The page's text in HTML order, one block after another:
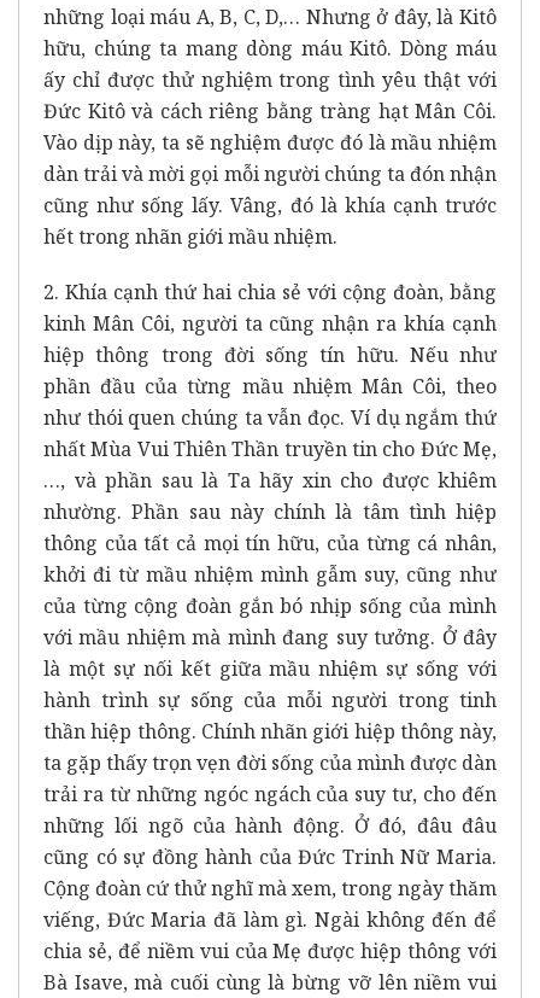
những loại máu A, B, C, D,… Nhưng ở đây, là Kitô
hữu, chúng ta mang dòng máu Kitô. Dòng máu
ấy chỉ được thử nghiệm trong tình yêu thật với
Đức Kitô và cách riêng bằng tràng hạt Mân Côi.
Vào dịp này, ta sẽ nghiệm được đó là mầu nhiệm
dàn trải và mời gọi mỗi người chúng ta đón nhận
cũng như sống lấy. Vâng, đó là khía cạnh trước
hết trong nhãn giới mầu nhiệm.
2. Khía cạnh thứ hai chia sẻ với cộng đoàn, bằng
kinh Mân Côi, người ta cũng nhận ra khía cạnh
hiệp thông trong đời sống tín hữu. Nếu như
phần đầu của từng mầu nhiệm Mân Côi, theo
như thói quen chúng ta vẫn đọc. Ví dụ ngắm thứ
nhất Mùa Vui Thiên Thần truyền tin cho Đức Mẹ,
…, và phần sau là Ta hãy xin cho được khiêm
nhường. Phần sau này chính là tâm tình hiệp
thông của tất cả mọi tín hữu, của từng cá nhân,
khởi đi từ mầu nhiệm mình gẫm suy, cũng như
của từng cộng đoàn gắn bó nhịp sống của mình
với mầu nhiệm mà mình đang suy tưởng. Ở đây
là một sự nối kết giữa mầu nhiệm sự sống với
hành trình sự sống của mỗi người trong tinh
thần hiệp thông. Chính nhãn giới hiệp thông này,
ta gặp thấy trọn vẹn đời sống của mình được dàn
trải ra từ những ngóc ngách của suy tư, cho đến
những lối ngõ của hành động. Ở đó, đâu đâu
cũng có sự đồng hành của Đức Trinh Nữ Maria.
Cộng đoàn cứ thử nghĩ mà xem, trong ngày thăm
viếng, Đức Maria đã làm gì. Ngài không đến để
chia sẻ, để niềm vui của Mẹ được hiệp thông với
Bà Isave, mà cuối cùng là bừng vỡ lên niềm vui